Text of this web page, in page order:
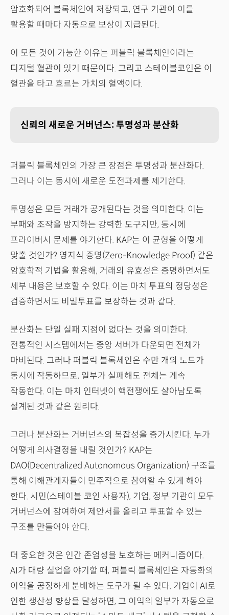
암호화되어 블록체인에 저장되고, 연구 기관이 이를
활용할 때마다 자동으로 보상이 지급된다.
이 모든 것이 가능한 이유는 퍼블릭 블록체인이라는
디지털 혈관이 있기 때문이다. 그리고 스테이블코인은 이
혈관을 타고 흐르는 가치의 혈액이다.
신뢰의 새로운 거버넌스: 투명성과 분산화
퍼블릭 블록체인의 가장 큰 장점은 투명성과 분산화다.
그러나 이는 동시에 새로운 도전과제를 제기한다.
투명성은 모든 거래가 공개된다는 것을 의미한다. 이는
부패와 조작을 방지하는 강력한 도구지만, 동시에
프라이버시 문제를 야기한다. KAP는 이 균형을 어떻게
맞출 것인가? 영지식 증명(Zero-Knowledge Proof) 같은
암호학적 기법을 활용해, 거래의 유효성은 증명하면서도
세부 내용은 보호할 수 있다. 이는 마치 투표의 정당성은
검증하면서도 비밀투표를 보장하는 것과 같다.
분산화는 단일 실패 지점이 없다는 것을 의미한다.
전통적인 시스템에서는 중앙 서버가 다운되면 전체가
마비된다. 그러나 퍼블릭 블록체인은 수만 개의 노드가
동시에 작동하므로, 일부가 실패해도 전체는 계속
작동한다. 이는 마치 인터넷이 핵전쟁에도 살아남도록
설계된 것과 같은 원리다.
그러나 분산화는 거버넌스의 복잡성을 증가시킨다. 누가
어떻게 의사결정을 내릴 것인가? KAP는
DAO(Decentralized Autonomous Organization) 구조를
통해 이해관계자들이 민주적으로 참여할 수 있게 해야
한다. 시민(스테이블 코인 사용자), 기업, 정부 기관이 모두
거버넌스에 참여하여 제안서를 올리고 투표할 수 있는
구조를 만들어야 한다.
더 중요한 것은 인간 존엄성을 보호하는 메커니즘이다.
AI가 대량 실업을 야기할 때, 퍼블릭 블록체인은 자동화의
이익을 공정하게 분배하는 도구가 될 수 있다. 기업이 AI로
인한 생산성 향상을 달성하면, 그 이익의 일부가 자동으로